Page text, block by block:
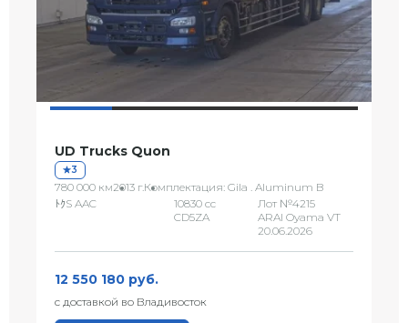
UD Trucks Quon
3
780 000 км2013 г.Комплектация: Gila . Aluminum B
ﾄｸS AAC
10830 сс
CD5ZA
Лот №4215
ARAI Oyama VT
20.06.2026
12 550 180 руб.
с доставкой во Владивосток